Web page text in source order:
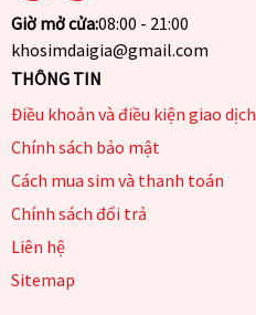
Giờ mở cửa:08:00 - 21:00
khosimdaigia@gmail.com
THÔNG TIN
Điều khoản và điều kiện giao dịch
Chính sách bảo mật
Cách mua sim và thanh toán
Chính sách đổi trả
Liên hệ
Sitemap